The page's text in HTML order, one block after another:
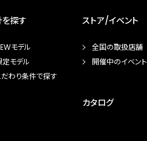
探す
モデル
定モデル
だわり条件で探す
ストア/イベント
全国の取扱店舗
開催中のイベント
カタログ